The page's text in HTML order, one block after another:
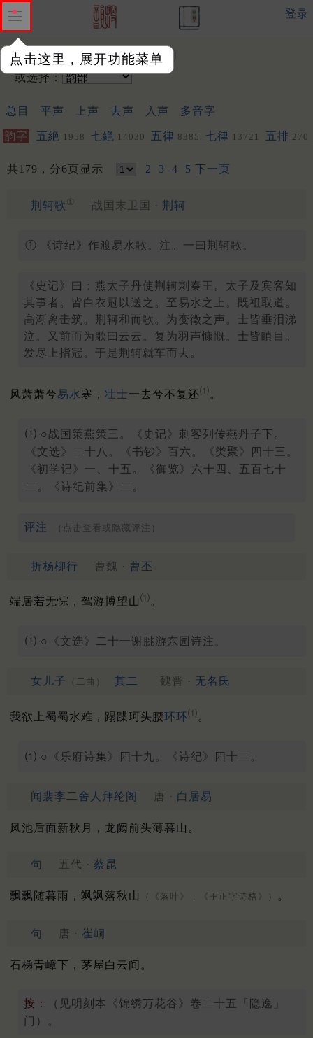
点击这里，展开功能菜单
登录
输入韵字：
或选择：
总目 平声 上声 去声 入声 多音字
韵字 五絶 1958 七絶 14030 五律 8385 七律 13721 五排 270
共179，分6页显示 2 3 4 5 下一页
荆轲歌 ① 战国末卫国 · 荆轲
① 《诗纪》作渡易水歌。注。一曰荆轲歌。
《史记》曰：燕太子丹使荆轲刺秦王。太子及宾客知
其事者。皆白衣冠以送之。至易水之上。既祖取道。
高渐离击筑。荆轲和而歌。为变徵之声。士皆垂泪涕
泣。又前而为歌曰云云。复为羽声慷慨。士皆瞋目。
发尽上指冠。于是荆轲就车而去。
风萧萧兮易水 寒， 壮士一去兮不复还⑴ 。
⑴ ○战国策燕策三。《史记》刺客列传燕丹子下。
《文选》二十八。《书钞》百六。《类聚》四十三。
《初学记》一、十五。《御览》六十四、五百七十
二。《诗纪前集》二。
评注 （点击查看或隐藏评注）
折杨柳行 曹魏 · 曹丕
端居若无悰，驾游博望山 ⑴ 。
⑴ ○《文选》二十一谢朓游东园诗注。
女儿子 （二曲） 其二 魏晋 · 无名氏
我欲上蜀蜀水难，蹋蹀珂头腰环环⑴ 。
⑴ ○《乐府诗集》四十九。《诗纪》四十二。
闻裴李二舍人拜纶阁 唐 · 白居易
凤池后面新秋月，龙阙前头薄暮山。
句 五代 · 蔡昆
飘飘随暮雨，飒飒落秋山 （《落叶》，《王正字诗格》） 。
句 唐 · 崔峒
石梯青嶂下，茅屋白云间。
按：
（见明刻本《锦绣万花谷》卷二十五「隐逸」
门）。